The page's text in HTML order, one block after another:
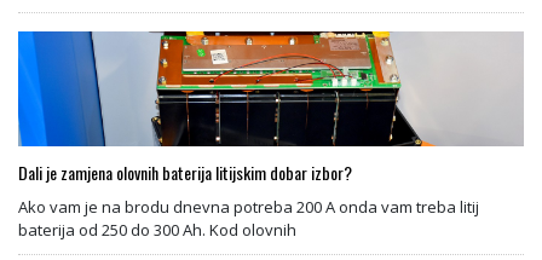
Dali je zamjena olovnih baterija litijskim dobar izbor?
Ako vam je na brodu dnevna potreba 200 A onda vam treba litij
baterija od 250 do 300 Ah. Kod olovnih